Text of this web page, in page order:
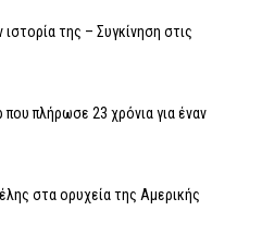
της – Συγκίνηση στις
πλήρωσε 23 χρόνια για έναν
στα ορυχεία της Αμερικής